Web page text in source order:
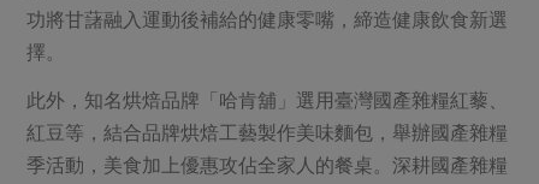
功將甘藷融入運動後補給的健康零嘴，締造健康飲食新選
擇。
此外，知名烘焙品牌「哈肯舖」選用臺灣國產雜糧紅藜、
紅豆等，結合品牌烘焙工藝製作美味麵包，舉辦國產雜糧
季活動，美食加上優惠攻佔全家人的餐桌。深耕國產雜糧